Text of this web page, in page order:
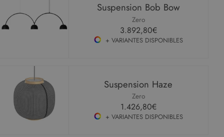
Suspension Bob Bow
Zero
3.892,80€
+ VARIANTES DISPONIBLES
Suspension Haze
Zero
1.426,80€
+ VARIANTES DISPONIBLES